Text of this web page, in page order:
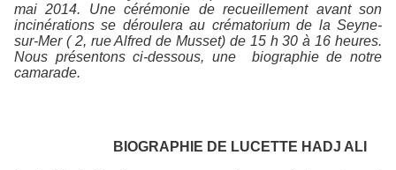
mai 2014. Une cérémonie de recueillement avant son
incinérations se déroulera au crématorium de la Seyne-
sur-Mer ( 2, rue Alfred de Musset) de 15 h 30 à 16 heures.
Nous présentons ci-dessous, une biographie de notre
camarade.
BIOGRAPHIE DE LUCETTE HADJ ALI